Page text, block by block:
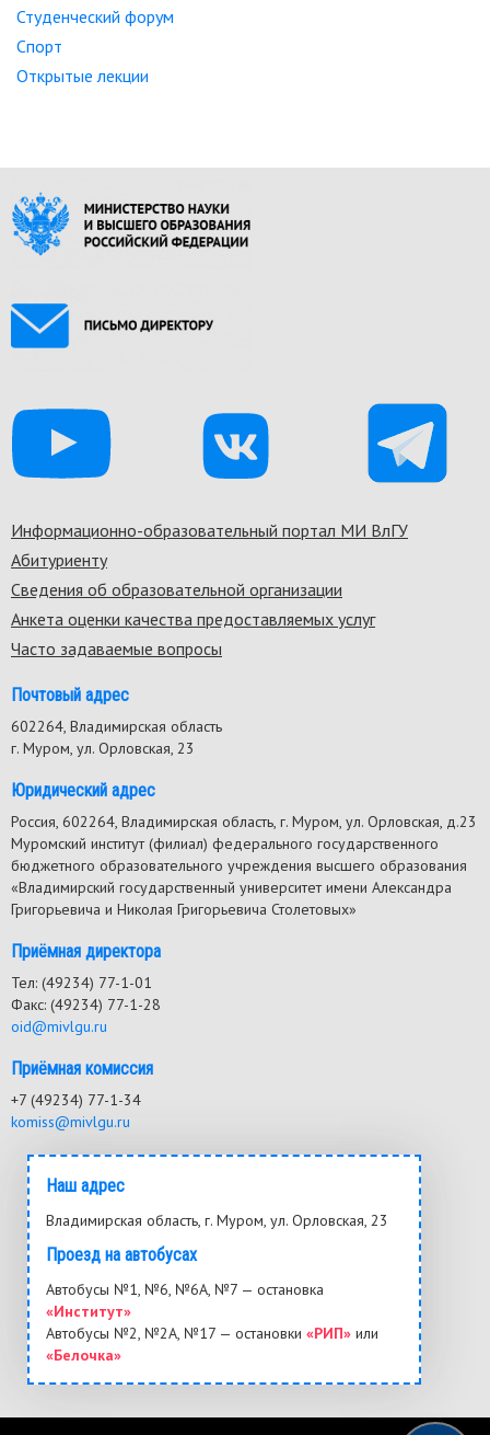
Студенческий форум
Спорт
Открытые лекции
Footer
menu
Информационно-образовательный портал МИ ВлГУ
Абитуриенту
Сведения об образовательной организации
Анкета оценки качества предоставляемых услуг
Часто задаваемые вопросы
Почтовый адрес
602264, Владимирская область
г. Муром, ул. Орловская, 23
Юридический адрес
Россия, 602264, Владимирская область, г. Муром, ул. Орловская, д.23
Муромский институт (филиал) федерального государственного
бюджетного образовательного учреждения высшего образования
«Владимирский государственный университет имени Александра
Григорьевича и Николая Григорьевича Столетовых»
Приёмная директора
Тел: (49234) 77-1-01
Факс: (49234) 77-1-28
oid@mivlgu.ru
Приёмная комиссия
+7 (49234) 77-1-34
komiss@mivlgu.ru
Наш адрес
Владимирская область, г. Муром, ул. Орловская, 23
Проезд на автобусах
Автобусы №1, №6, №6А, №7 — остановка
«Институт»
Автобусы №2, №2А, №17 — остановки «РИП» или
«Белочка»